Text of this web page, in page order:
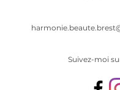
Suivez-moi